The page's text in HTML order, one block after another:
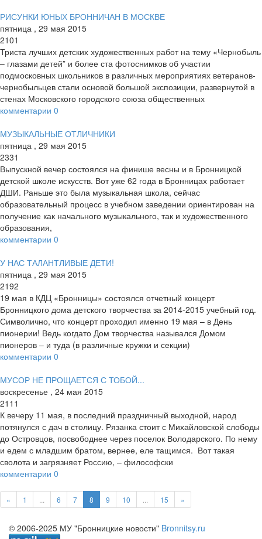
РИСУНКИ ЮНЫХ БРОННИЧАН В МОСКВЕ
пятница , 29 мая 2015
2101
Триста лучших детских художественных работ на тему «Чернобыль
– глазами детей” и более ста фотоснимков об участии
подмосковных школьников в различных мероприятиях ветеранов-
чернобыльцев стали основой большой экспозиции, развернутой в
стенах Московского городского союза общественных
комментарии 0
МУЗЫКАЛЬНЫЕ ОТЛИЧНИКИ
пятница , 29 мая 2015
2331
Выпускной вечер состоялся на финише весны и в Бронницкой
детской школе искусств. Вот уже 62 года в Бронницах работает
ДШИ. Раньше это была музыкальная школа, сейчас
образовательный процесс в учебном заведении ориентирован на
получение как начального музыкального, так и художественного
образования,
комментарии 0
У НАС ТАЛАНТЛИВЫЕ ДЕТИ!
пятница , 29 мая 2015
2192
19 мая в КДЦ «Бронницы» состоялся отчетный концерт
Бронницкого дома детского творчества за 2014-2015 учебный год.
Символично, что концерт проходил именно 19 мая – в День
пионерии! Ведь когда­то Дом творчества назывался Домом
пионеров – и туда (в различные кружки и секции)
комментарии 0
МУСОР НЕ ПРОЩАЕТСЯ С ТОБОЙ...
воскресенье , 24 мая 2015
2111
К вечеру 11 мая, в последний праздничный выходной, народ
потянулся с дач в столицу. Рязанка стоит с Михайловской слободы
до Островцов, посвободнее через поселок Володарского. По нему
и едем с младшим братом, вернее, еле тащимся. ­ Вот такая
сволота и загрязняет Россию, – философски
комментарии 0
« 1 6 7 8 9 10 15 »
© 2006-2025 МУ "Бронницкие новости" Bronnitsy.ru